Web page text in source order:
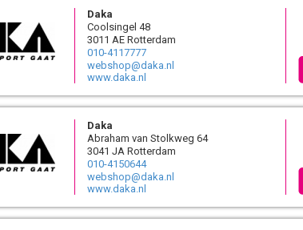
Daka
Coolsingel 48
3011 AE Rotterdam
010-4117777
webshop@daka.nl
www.daka.nl
Daka
Abraham van Stolkweg 64
3041 JA Rotterdam
010-4150644
webshop@daka.nl
www.daka.nl